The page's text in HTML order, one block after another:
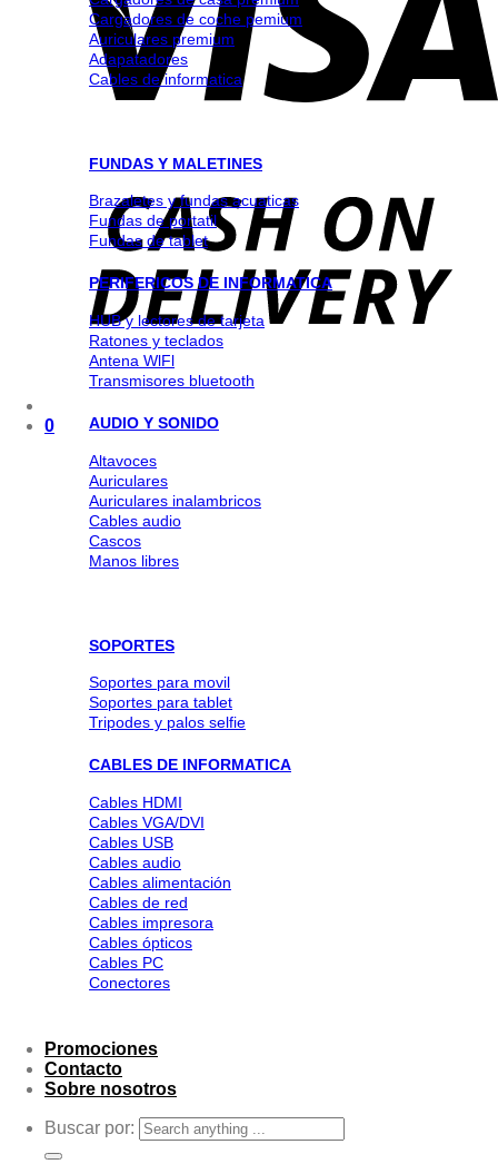
0
Cargadores de coche pemium
Auriculares premium
Adapatadores
Cables de informatica
FUNDAS Y MALETINES
Brazaletes y fundas acuaticas
Fundas de portatil
Fundas de tablet
PERIFERICOS DE INFORMATICA
HUB y lectores de tarjeta
Ratones y teclados
Antena WlFl
Transmisores bluetooth
AUDIO Y SONIDO
Altavoces
Auriculares
Auriculares inalambricos
Cables audio
Cascos
Manos libres
SOPORTES
Soportes para movil
Soportes para tablet
Tripodes y palos selfie
CABLES DE INFORMATICA
Cables HDMI
Cables VGA/DVI
Cables USB
Cables audio
Cables alimentación
Cables de red
Cables impresora
Cables ópticos
Cables PC
Conectores
Promociones
Contacto
Sobre nosotros
Buscar por: